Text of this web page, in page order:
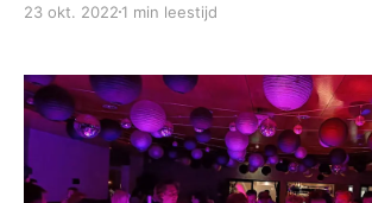
Kwaliteit, maar dan voordelig. Wij zijn
alles geven. Alle posts Kies
23 okt. 2022 1 min leestijd